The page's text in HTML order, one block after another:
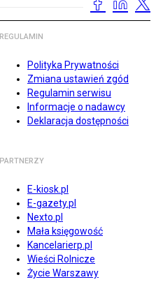
REGULAMIN
Polityka Prywatności
Zmiana ustawień zgód
Regulamin serwisu
Informacje o nadawcy
Deklaracja dostępności
PARTNERZY
E-kiosk.pl
E-gazety.pl
Nexto.pl
Mała księgowość
Kancelarierp.pl
Wieści Rolnicze
Życie Warszawy